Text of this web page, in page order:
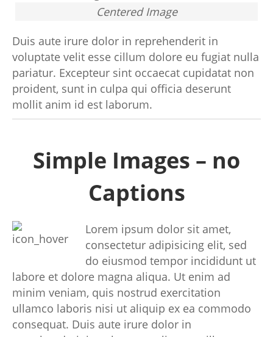
Centered Image
Duis aute irure dolor in reprehenderit in
voluptate velit esse cillum dolore eu fugiat nulla
pariatur. Excepteur sint occaecat cupidatat non
proident, sunt in culpa qui officia deserunt
mollit anim id est laborum.
Simple Images – no
Captions
Lorem ipsum dolor sit amet,
consectetur adipisicing elit, sed
do eiusmod tempor incididunt ut
labore et dolore magna aliqua. Ut enim ad
minim veniam, quis nostrud exercitation
ullamco laboris nisi ut aliquip ex ea commodo
consequat. Duis aute irure dolor in